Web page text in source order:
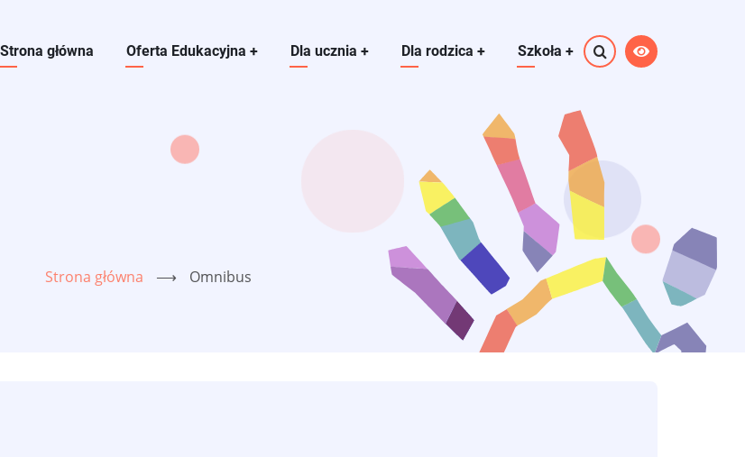
navigation
Strona główna Oferta Edukacyjna + Dla ucznia + Dla rodzica + Szkoła +
Strona główna ⟶ Omnibus